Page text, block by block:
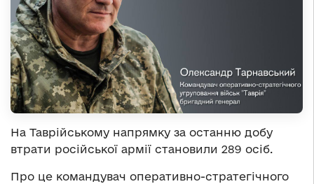
На Таврійському напрямку за останню добу
втрати російської армії становили 289 осіб.
Про це командувач оперативно-стратегічного